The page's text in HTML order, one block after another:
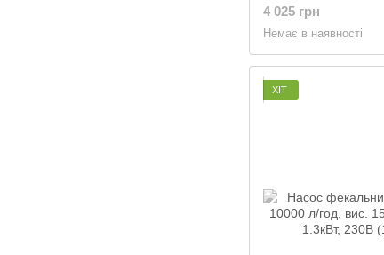
4 025 грн
Немає в наявності
ХІТ